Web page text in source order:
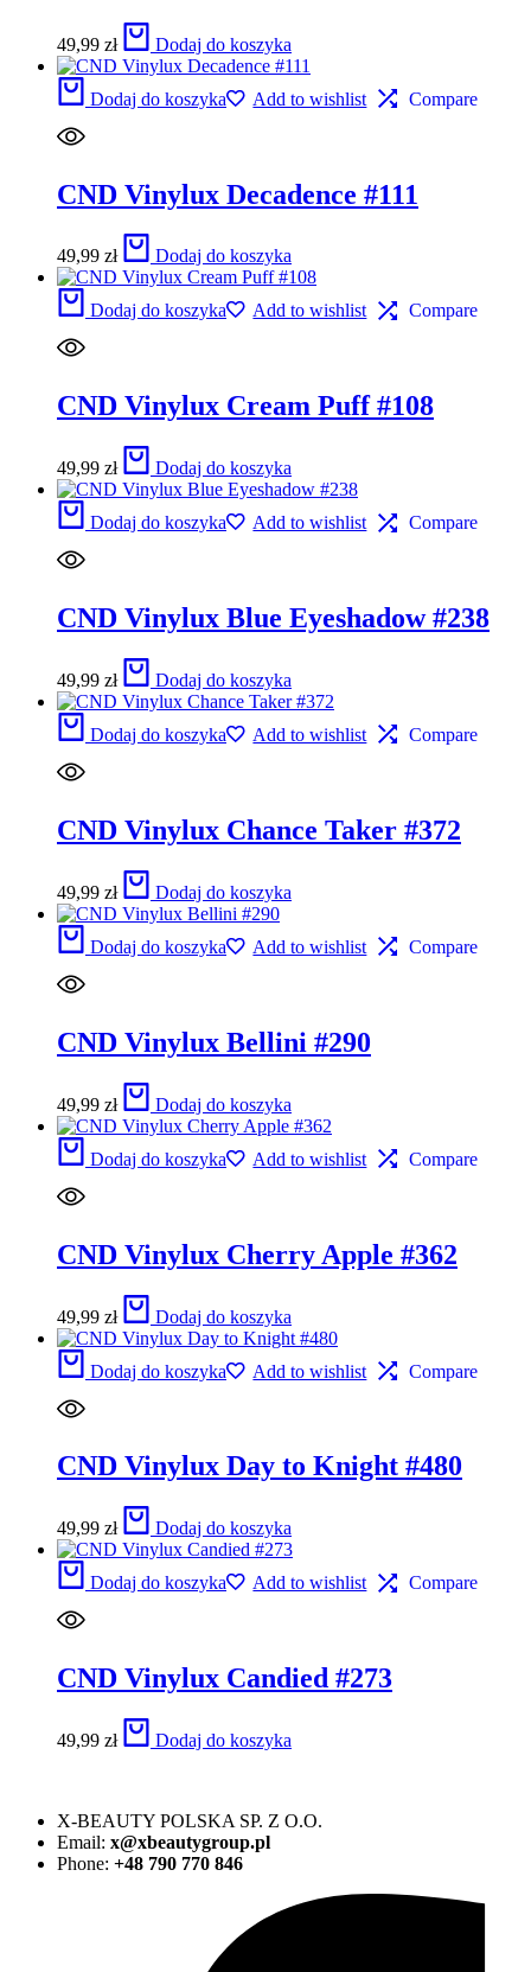
49,99 zł Dodaj do koszyka
Dodaj do koszyka Add to wishlist Compare
CND Vinylux Decadence #111
49,99 zł Dodaj do koszyka
Dodaj do koszyka Add to wishlist Compare
CND Vinylux Cream Puff #108
49,99 zł Dodaj do koszyka
Dodaj do koszyka Add to wishlist Compare
CND Vinylux Blue Eyeshadow #238
49,99 zł Dodaj do koszyka
Dodaj do koszyka Add to wishlist Compare
CND Vinylux Chance Taker #372
49,99 zł Dodaj do koszyka
Dodaj do koszyka Add to wishlist Compare
CND Vinylux Bellini #290
49,99 zł Dodaj do koszyka
Dodaj do koszyka Add to wishlist Compare
CND Vinylux Cherry Apple #362
49,99 zł Dodaj do koszyka
Dodaj do koszyka Add to wishlist Compare
CND Vinylux Day to Knight #480
49,99 zł Dodaj do koszyka
Dodaj do koszyka Add to wishlist Compare
CND Vinylux Candied #273
49,99 zł Dodaj do koszyka
X-BEAUTY POLSKA SP. Z O.O.
Email: x@xbeautygroup.pl
Phone: +48 790 770 846